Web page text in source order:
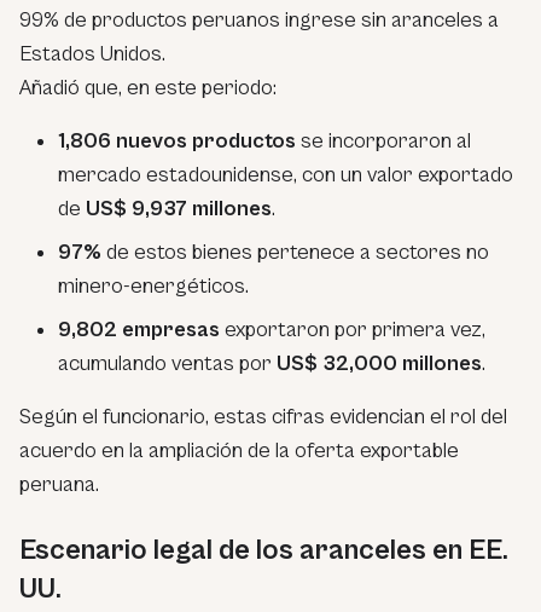
99% de productos peruanos ingrese sin aranceles a
Estados Unidos.
Añadió que, en este periodo:
1,806 nuevos productos se incorporaron al
mercado estadounidense, con un valor exportado
de US$ 9,937 millones.
97% de estos bienes pertenece a sectores no
minero-energéticos.
9,802 empresas exportaron por primera vez,
acumulando ventas por US$ 32,000 millones.
Según el funcionario, estas cifras evidencian el rol del
acuerdo en la ampliación de la oferta exportable
peruana.
Escenario legal de los aranceles en EE.
UU.